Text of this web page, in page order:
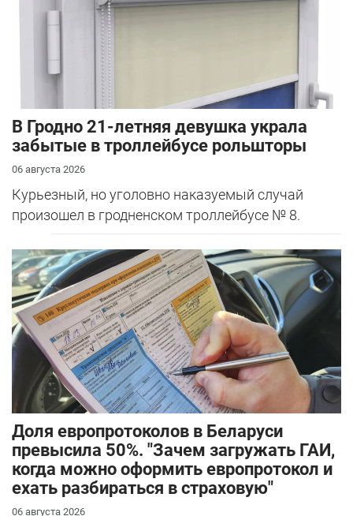
В Гродно 21-летняя девушка украла
забытые в троллейбусе рольшторы
06 августа 2026
Курьезный, но уголовно наказуемый случай
произошел в гродненском троллейбусе № 8.
Доля европротоколов в Беларуси
превысила 50%. "Зачем загружать ГАИ,
когда можно оформить европротокол и
ехать разбираться в страховую"
06 августа 2026